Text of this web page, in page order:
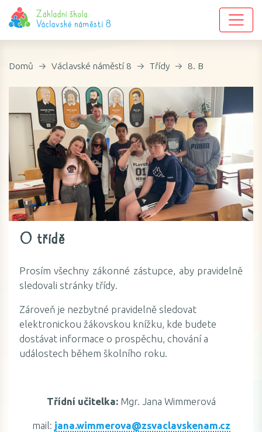
Domů Václavské náměstí 8 Třídy 8. B
O třídě
Prosím všechny zákonné zástupce, aby pravidelně
sledovali stránky třídy.
Zároveň je nezbytné pravidelně sledovat
elektronickou žákovskou knížku, kde budete
dostávat informace o prospěchu, chování a
událostech během školního roku.
Třídní učitelka:Mgr. Jana Wimmerová
mail: jana.wimmerova@zsvaclavskenam.cz